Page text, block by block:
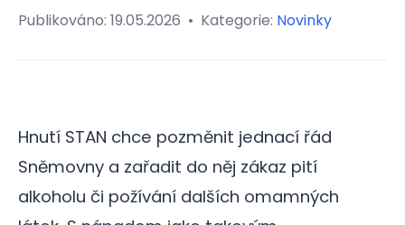
Publikováno: 19.05.2026 • Kategorie: Novinky
Hnutí STAN chce pozměnit jednací řád
Sněmovny a zařadit do něj zákaz pití
alkoholu či požívání dalších omamných